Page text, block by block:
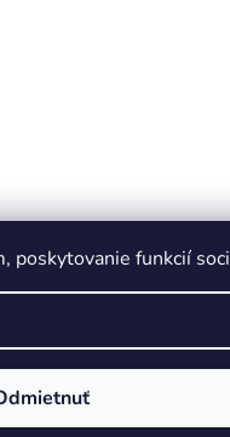
poskytovanie funkcií